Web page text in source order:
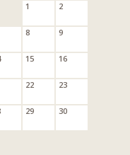
1 2
8 9
15 16
22 23
29 30